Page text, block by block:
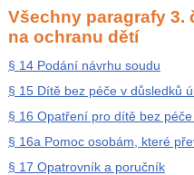
Všechny paragrafy 3.
na ochranu dětí
§ 14 Podání návrhu soudu
§ 15 Dítě bez péče v důsledků
§ 16 Opatření pro dítě bez
§ 16a Pomoc osobám, které
§ 17 Opatrovník a poručník